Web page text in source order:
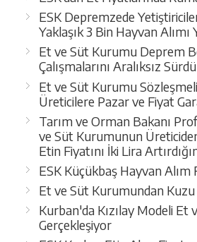
ESK Depremzede
Yaklaşık 3 Bin Hayvan Alımı
Et ve Süt Kurumu Deprem
Çalışmalarını Aralıksız
Et ve Süt Kurumu
Üreticilere Pazar ve Fiyat
Tarım ve Orman Bakanı
ve Süt Kurumunun
Etin Fiyatını İki Lira
ESK Küçükbaş Hayvan Alım
Et ve Süt Kurumundan
Kurban'da Kızılay Modeli Et
Gerçekleşiyor